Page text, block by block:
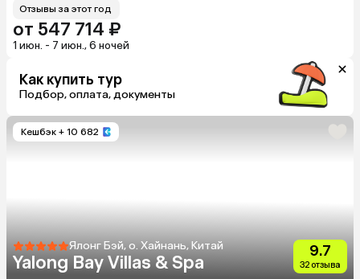
Отзывы за этот год
от 547 714 ₽
1 июн. - 7 июн., 6 ночей
Как купить тур
Подбор, оплата, документы
Кешбэк + 10 682
Ялонг Бэй, о. Хайнань, Китай
Yalong Bay Villas & Spa
9.7
32 отзыва